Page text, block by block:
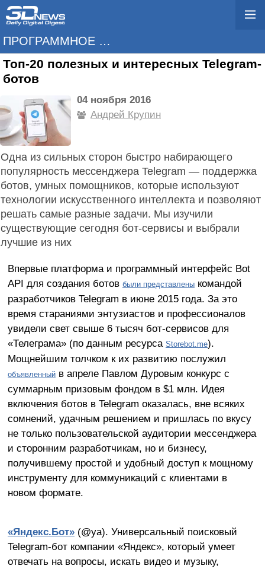
ПРОГРАММНОЕ ОБЕСПЕЧЕНИЕ
Топ-20 полезных и интересных Telegram-
ботов
04 ноября 2016
Андрей Крупин
Одна из сильных сторон быстро набирающего
популярность мессенджера Telegram — поддержка
ботов, умных помощников, которые используют
технологии искусственного интеллекта и позволяют
решать самые разные задачи. Мы изучили
существующие сегодня бот-сервисы и выбрали
лучшие из них
Впервые платформа и программный интерфейс Bot
API для создания ботов были представленыкомандой
разработчиков Telegram в июне 2015 года. За это
время стараниями энтузиастов и профессионалов
увидели свет свыше 6 тысяч бот-сервисов для
«Телеграма» (по данным ресурса Storebot.me).
Мощнейшим толчком к их развитию послужил
объявленныйв апреле Павлом Дуровым конкурс с
суммарным призовым фондом в $1 млн. Идея
включения ботов в Telegram оказалась, вне всяких
сомнений, удачным решением и пришлась по вкусу
не только пользовательской аудитории мессенджера
и сторонним разработчикам, но и бизнесу,
получившему простой и удобный доступ к мощному
инструменту для коммуникаций с клиентами в
новом формате.
«Яндекс.Бот» (@ya). Универсальный поисковый
Telegram-бот компании «Яндекс», который умеет
отвечать на вопросы, искать видео и музыку,